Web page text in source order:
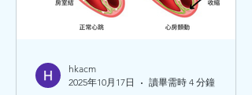
的危險因素分為：可改變的和不可改變
的兩種。其中可改變因素有：高血壓、
理膳食、過量飲酒等等。 不可改變的危
險因素有：性別、年齡、家族史、感染
hkacm
2025年10月17日
讀畢需時 4 分鐘